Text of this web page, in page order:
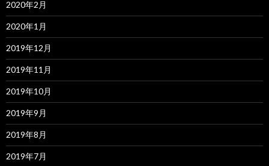
2020年2月
2020年1月
2019年12月
2019年11月
2019年10月
2019年9月
2019年8月
2019年7月